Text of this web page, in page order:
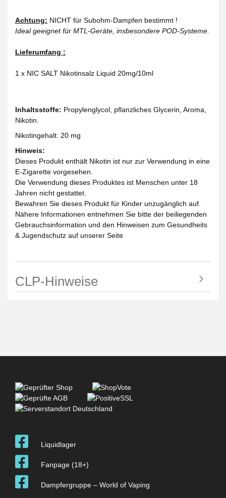
Achtung: NICHT für Subohm-Dampfen bestimmt !
Ideal geeignet für MTL-Geräte, insbesondere POD-Systeme.
Lieferumfang :
1 x NIC SALT Nikotinsalz Liquid 20mg/10ml
Inhaltsstoffe: Propylenglycol, pflanzliches Glycerin, Aroma,
Nikotin.
Nikotingehalt: 20 mg
Hinweis:
Dieses Produkt enthält Nikotin ist nur zur Verwendung in eine
E-Zigarette vorgesehen.
Die Verwendung dieses Produktes ist Menschen unter 18
Jahren nicht gestattet.
Bewahren Sie dieses Produkt für Kinder unzugänglich auf.
Nähere Informationen entnehmen Sie bitte der beiliegenden
Gebrauchsinformation und den Hinweisen zum Gesundheits
& Jugendschutz auf unserer Seite
CLP-Hinweise
Liquidlager
Fanpage (18+)
Dampfergruppe – World of Vaping